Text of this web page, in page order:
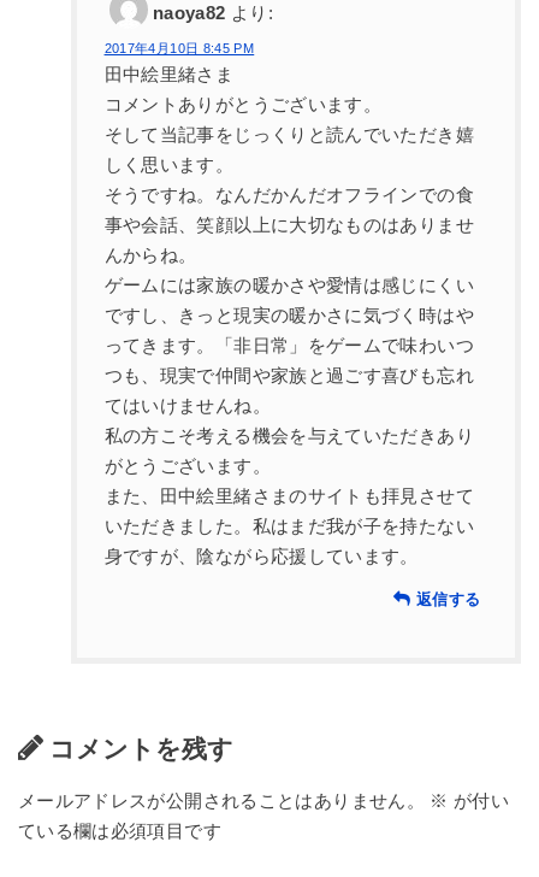
naoya82 より:
2017年4月10日 8:45 PM
田中絵里緒さま
コメントありがとうございます。
そして当記事をじっくりと読んでいただき嬉
しく思います。
そうですね。なんだかんだオフラインでの食
事や会話、笑顔以上に大切なものはありませ
んからね。
ゲームには家族の暖かさや愛情は感じにくい
ですし、きっと現実の暖かさに気づく時はや
ってきます。「非日常」をゲームで味わいつ
つも、現実で仲間や家族と過ごす喜びも忘れ
てはいけませんね。
私の方こそ考える機会を与えていただきあり
がとうございます。
また、田中絵里緒さまのサイトも拝見させて
いただきました。私はまだ我が子を持たない
身ですが、陰ながら応援しています。
返信する
コメントを残す
メールアドレスが公開されることはありません。 ※ が付い
ている欄は必須項目です